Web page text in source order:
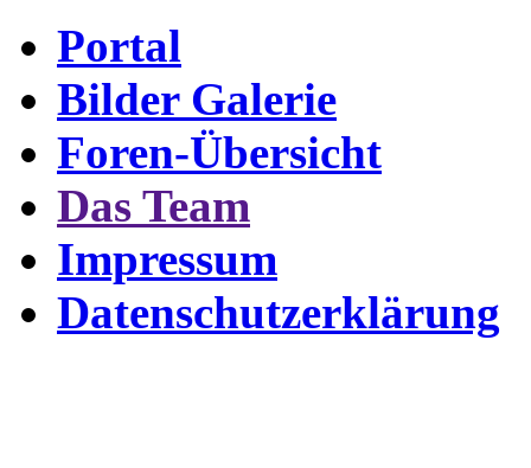
Portal
Bilder Galerie
Foren-Übersicht
Das Team
Impressum
Datenschutzerklärung